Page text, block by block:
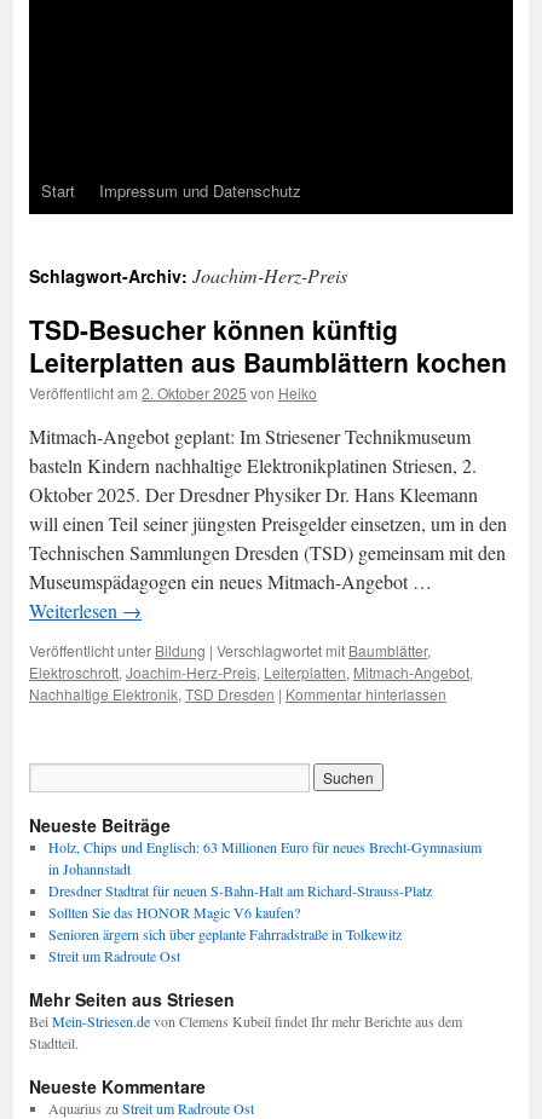
Start Impressum und Datenschutz
Schlagwort-Archiv: Joachim-Herz-Preis
TSD-Besucher können künftig
Leiterplatten aus Baumblättern kochen
Veröffentlicht am 2. Oktober 2025 von Heiko
Mitmach-Angebot geplant: Im Striesener Technikmuseum
basteln Kindern nachhaltige Elektronikplatinen Striesen, 2.
Oktober 2025. Der Dresdner Physiker Dr. Hans Kleemann
will einen Teil seiner jüngsten Preisgelder einsetzen, um in den
Technischen Sammlungen Dresden (TSD) gemeinsam mit den
Museumspädagogen ein neues Mitmach-Angebot …
Weiterlesen →
Veröffentlicht unter Bildung | Verschlagwortet mit Baumblätter,
Elektroschrott, Joachim-Herz-Preis, Leiterplatten, Mitmach-Angebot,
Nachhaltige Elektronik, TSD Dresden | Kommentar hinterlassen
Neueste Beiträge
Holz, Chips und Englisch: 63 Millionen Euro für neues Brecht-Gymnasium
in Johannstadt
Dresdner Stadtrat für neuen S-Bahn-Halt am Richard-Strauss-Platz
Sollten Sie das HONOR Magic V6 kaufen?
Senioren ärgern sich über geplante Fahrradstraße in Tolkewitz
Streit um Radroute Ost
Mehr Seiten aus Striesen
Bei Mein-Striesen.devon Clemens Kubeil findet Ihr mehr Berichte aus dem
Stadtteil.
Neueste Kommentare
Aquarius zu Streit um Radroute Ost